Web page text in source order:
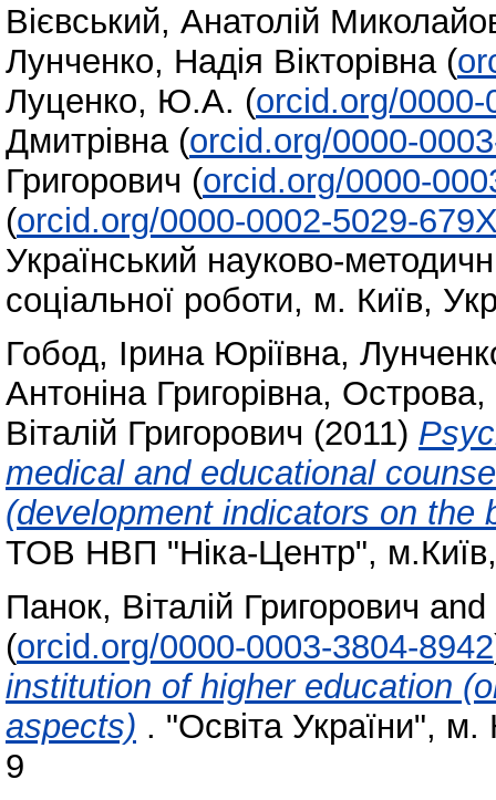
Вієвський, Анатолій
Лунченко, Надія Вікторівна (
Луценко, Ю.А. (orcid.org/
Дмитрівна (orcid.org/0000-
Григорович (orcid.org/0000-
(orcid.org/0000-0002-5029-
Український науково-
соціальної роботи, м. Київ,
Гобод, Ірина Юріївна,
Антоніна Григорівна, Острова,
Віталій Григорович (2011)
medical and educational
(development indicators on the
ТОВ НВП "Ніка-Центр",
Панок, Віталій Григорович and
(orcid.org/0000-0003-3804-8942
institution of higher education
aspects) . "Освіта України",
9